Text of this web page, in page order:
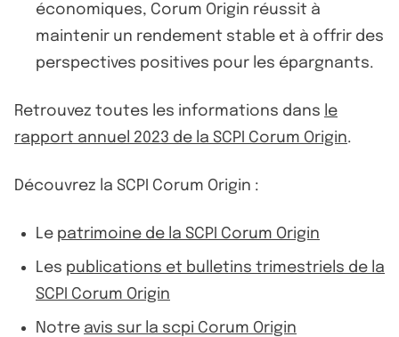
économiques, Corum Origin réussit à
maintenir un rendement stable et à offrir des
perspectives positives pour les épargnants.
Retrouvez toutes les informations dans le
rapport annuel 2023 de la SCPI Corum Origin.
Découvrez la SCPI Corum Origin :
Le patrimoine de la SCPI Corum Origin
Les publications et bulletins trimestriels de la
SCPI Corum Origin
Notre avis sur la scpi Corum Origin